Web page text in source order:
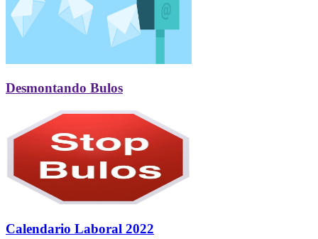
Desmontando Bulos
Calendario Laboral 2022